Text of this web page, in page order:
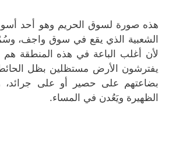
هذه صورة لسوق الحريم وهو أحد
الشعبية الذي يقع في سوق واجف،
لأن أغلب الباعة في هذه المنطقة هم
يفترشون الأرض مستظلين بظل
بضاعتهم على حصير أو على جرائد،
الظهيرة ويَعُدن في المساء.